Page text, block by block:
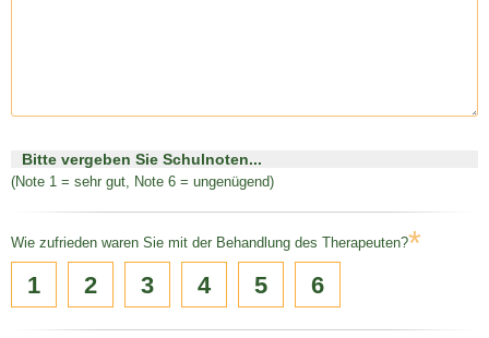
Bitte vergeben Sie Schulnoten...
(Note 1 = sehr gut, Note 6 = ungenügend)
Wie zufrieden waren Sie mit der Behandlung des Therapeuten?*
1 2 3 4 5 6